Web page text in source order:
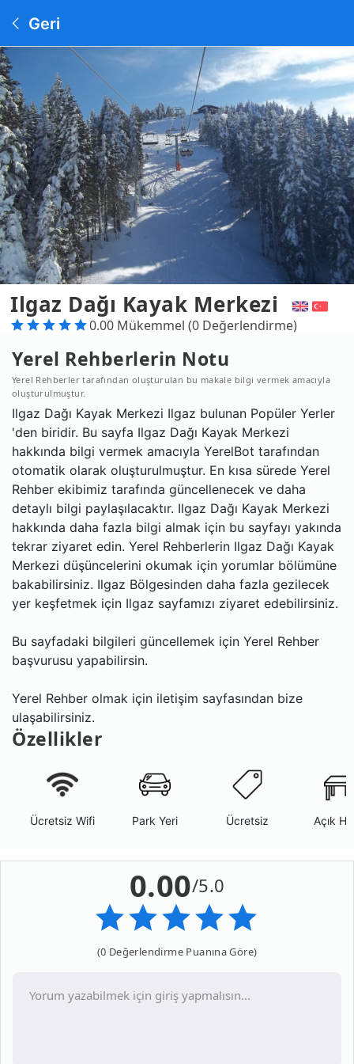
Geri
Ilgaz Dağı Kayak Merkezi
0.00 Mükemmel (0 Değerlendirme)
Yerel Rehberlerin Notu
Yerel Rehberler tarafından oluşturulan bu makale bilgi vermek amacıyla
oluşturulmuştur.
Ilgaz Dağı Kayak Merkezi Ilgaz bulunan Popüler Yerler
'den biridir. Bu sayfa Ilgaz Dağı Kayak Merkezi
hakkında bilgi vermek amacıyla YerelBot tarafından
otomatik olarak oluşturulmuştur. En kısa sürede Yerel
Rehber ekibimiz tarafında güncellenecek ve daha
detaylı bilgi paylaşılacaktır. Ilgaz Dağı Kayak Merkezi
hakkında daha fazla bilgi almak için bu sayfayı yakında
tekrar ziyaret edin. Yerel Rehberlerin Ilgaz Dağı Kayak
Merkezi düşüncelerini okumak için yorumlar bölümüne
bakabilirsiniz. Ilgaz Bölgesinden daha fazla gezilecek
yer keşfetmek için Ilgaz sayfamızı ziyaret edebilirsiniz.
Bu sayfadaki bilgileri güncellemek için Yerel Rehber
başvurusu yapabilirsin.
Yerel Rehber olmak için iletişim sayfasından bize
ulaşabilirsiniz.
Özellikler
Ücretsiz Wifi Park Yeri Ücretsiz Açık
0.00/5.0
(0 Değerlendirme Puanına Göre)